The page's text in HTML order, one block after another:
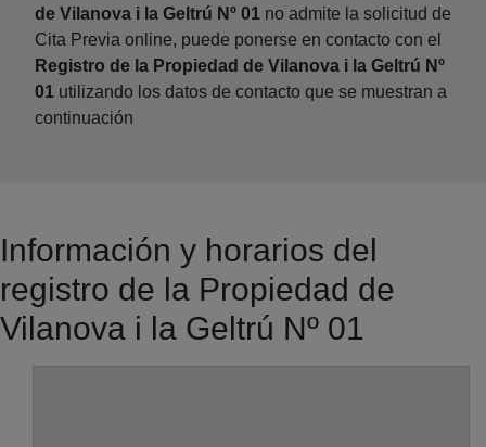
de Vilanova i la Geltrú Nº 01 no admite la solicitud de
Cita Previa online, puede ponerse en contacto con el
Registro de la Propiedad de Vilanova i la Geltrú Nº
01 utilizando los datos de contacto que se muestran a
continuación
Información y horarios del
registro de la Propiedad de
Vilanova i la Geltrú Nº 01